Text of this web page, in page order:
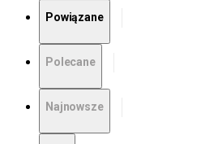
Powiązane
Polecane
Najnowsze